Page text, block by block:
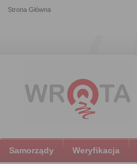
Strona Główna
Samorządy Weryfikacja